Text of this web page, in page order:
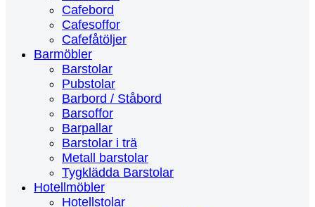
Cafebord
Cafesoffor
Cafefåtöljer
Barmöbler
Barstolar
Pubstolar
Barbord / Ståbord
Barsoffor
Barpallar
Barstolar i trä
Metall barstolar
Tygklädda Barstolar
Hotellmöbler
Hotellstolar